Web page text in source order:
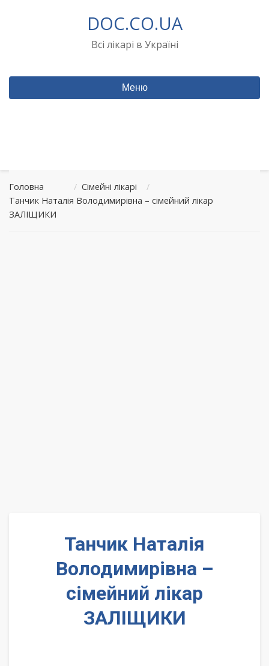
DOC.CO.UA
Всі лікарі в Україні
Меню
Головна / Сімейні лікарі
/
Танчик Наталія Володимирівна – сімейний лікар
ЗАЛІЩИКИ
Танчик Наталія
Володимирівна –
сімейний лікар
ЗАЛІЩИКИ